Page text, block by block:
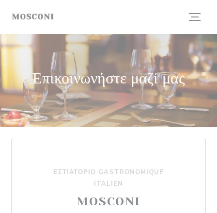
MOSCONI
Επικοινωνήστε μαζί μας
ΕΣΤΙΑΤΌΡΙΟ GASTRONOMIQUE
ITALIEN
MOSCONI